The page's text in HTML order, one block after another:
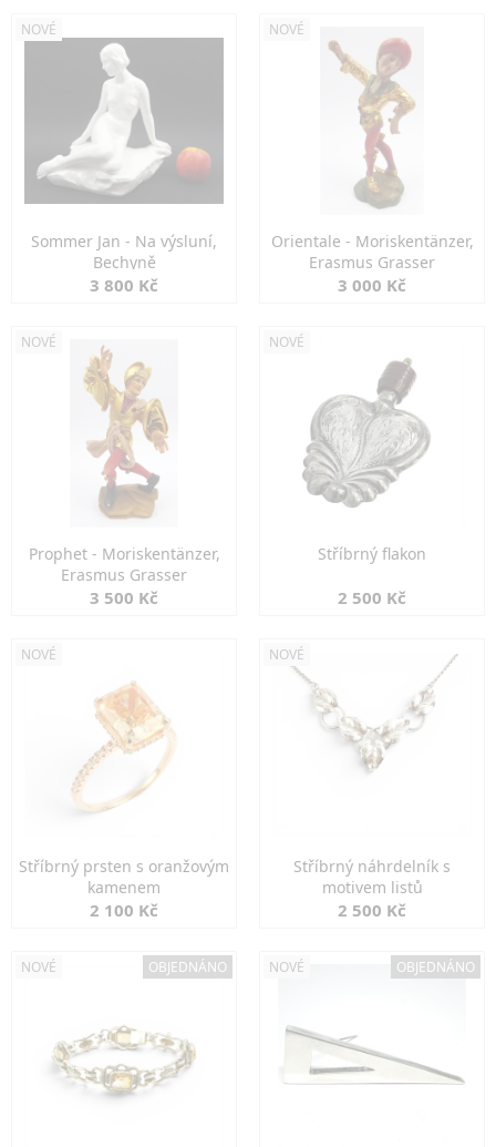
NOVÉ
Sommer Jan - Na výsluní,
Bechyně
3 800 Kč
NOVÉ
Orientale - Moriskentänzer,
Erasmus Grasser
3 000 Kč
NOVÉ
Prophet - Moriskentänzer,
Erasmus Grasser
3 500 Kč
NOVÉ
Stříbrný flakon
2 500 Kč
NOVÉ
Stříbrný prsten s oranžovým
kamenem
2 100 Kč
NOVÉ
Stříbrný náhrdelník s
motivem listů
2 500 Kč
NOVÉ OBJEDNÁNO NOVÉ OBJEDNÁNO